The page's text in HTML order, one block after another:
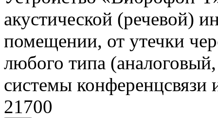
акустической (речевой)
помещении, от утечки
любого типа
системы
21700